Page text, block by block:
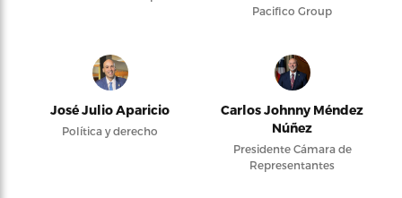
Pacifico Group
José Julio Aparicio
Política y derecho
Carlos Johnny Méndez
Núñez
Presidente Cámara de
Representantes